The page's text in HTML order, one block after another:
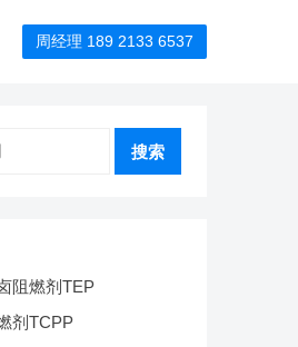
周经理 189 2133 6537
搜索
阻燃剂TEP
剂TCPP